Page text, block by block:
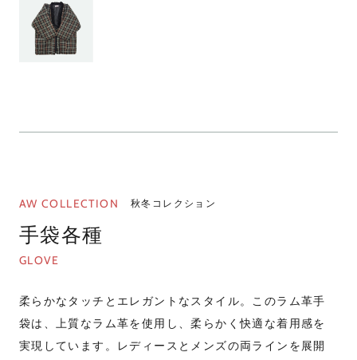
AW COLLECTION 秋冬コレクション
手袋各種
GLOVE
柔らかなタッチとエレガントなスタイル。このラム革手
袋は、上質なラム革を使用し、柔らかく快適な着用感を
実現しています。レディースとメンズの両ラインを展開